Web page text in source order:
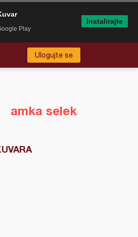
Ulogujte se
amka selek
Play
Instalirajte